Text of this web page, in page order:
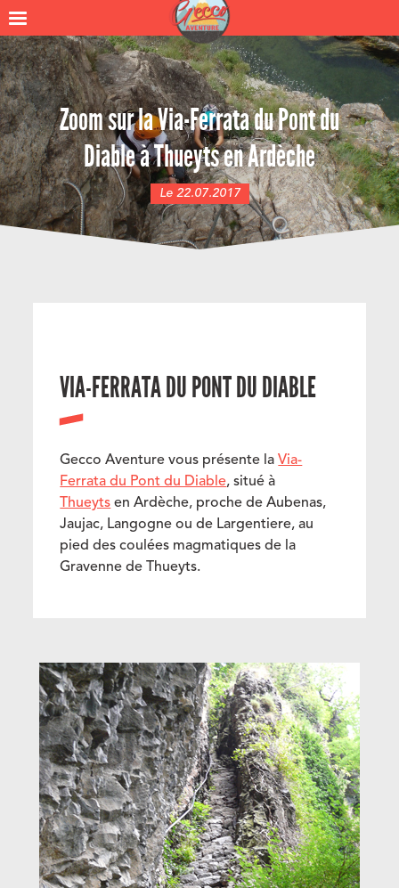
Zoom sur la Via-Ferrata du Pont du
Diable à Thueyts en Ardèche
Le 22.07.2017
VIA-FERRATA DU PONT DU DIABLE
Gecco Aventure vous présente laVia-
Ferrata du Pont du Diable, situé à
Thueyts en Ardèche, proche de Aubenas,
Jaujac, Langogne ou de Largentiere, au
pied des coulées magmatiques de la
Gravenne de Thueyts.